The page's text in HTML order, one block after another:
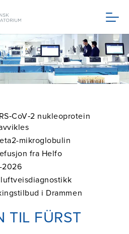
Meny
nukleoprotein
mikroglobulin
fra Helfo
2026
i Drammen
TIL FÜRST